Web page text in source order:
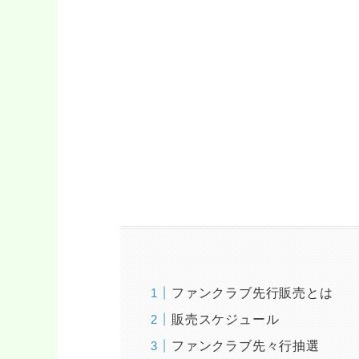
ファンクラブ先行販売とは
販売スケジュール
ファンクラブ先々行抽選